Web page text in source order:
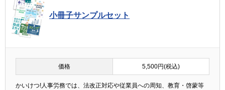
小冊子サンプルセット
価格 5,500円(税込)
かいけつ!人事労務では、法改正対応や従業員への周知、教育・啓蒙等